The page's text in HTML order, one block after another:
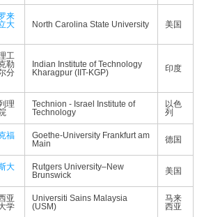
来
大
North Carolina State University 美国
工
勒
分
Indian Institute of Technology
Kharagpur (IIT-KGP)
印度
理
Technion - Israel Institute of
Technology
以色
列
福
Goethe-University Frankfurt am
Main
德国
大
Rutgers University–New
Brunswick
美国
亚
学
Universiti Sains Malaysia
(USM)
马来
西亚